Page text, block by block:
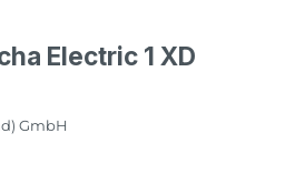
Electric 1 XD
GmbH